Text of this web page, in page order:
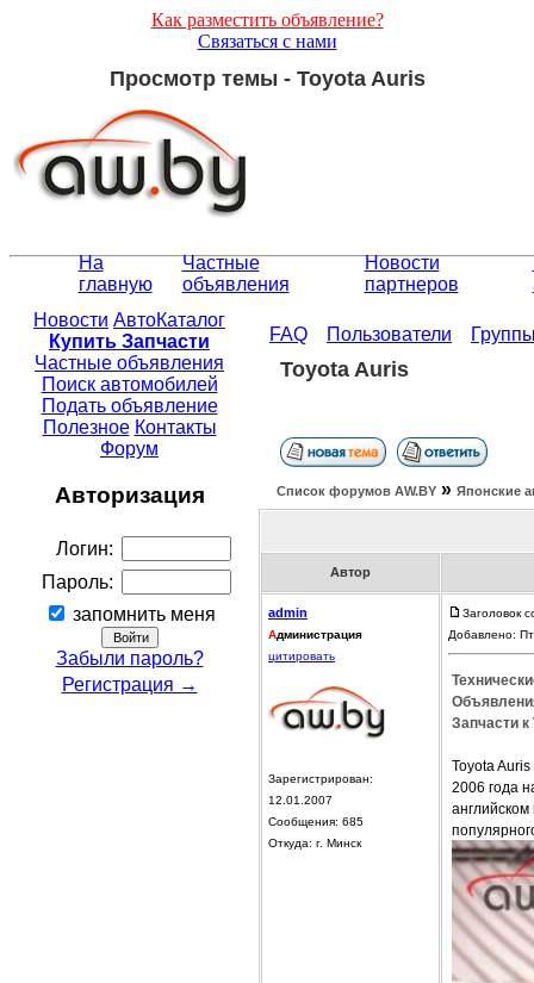
Как разместить объявление?
Связаться с нами
Просмотр темы - Toyota Auris
На
главную
Частные
объявления
Новости
партнеров
Новости АвтоКаталог
Купить Запчасти
Частные объявления
Поиск автомобилей
Подать объявление
Полезное Контакты
Форум
Авторизация
Логин:
Пароль:
запомнить меня
Забыли пароль?
Регистрация →
FAQ Пользователи
Toyota Auris
Список форумов АW.BY » Японские
Автор
admin
Администрация
цитировать
Зарегистрирован:
12.01.2007
Сообщения: 685
Откуда: г. Минск
Заголовок
Добавлено:
Запчасти
Toyota
2006 года